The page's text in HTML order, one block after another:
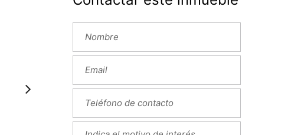
Next